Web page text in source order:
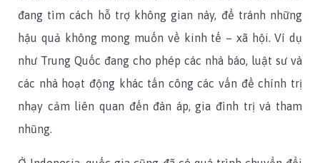
đang tìm cách hỗ trợ không gian này, để tránh những
hậu quả không mong muốn về kinh tế – xã hội. Ví dụ
như Trung Quốc đang cho phép các nhà báo, luật sư và
các nhà hoạt động khác tấn công các vấn đề chính trị
nhạy cảm liên quan đến đàn áp, gia đình trị và tham
nhũng.